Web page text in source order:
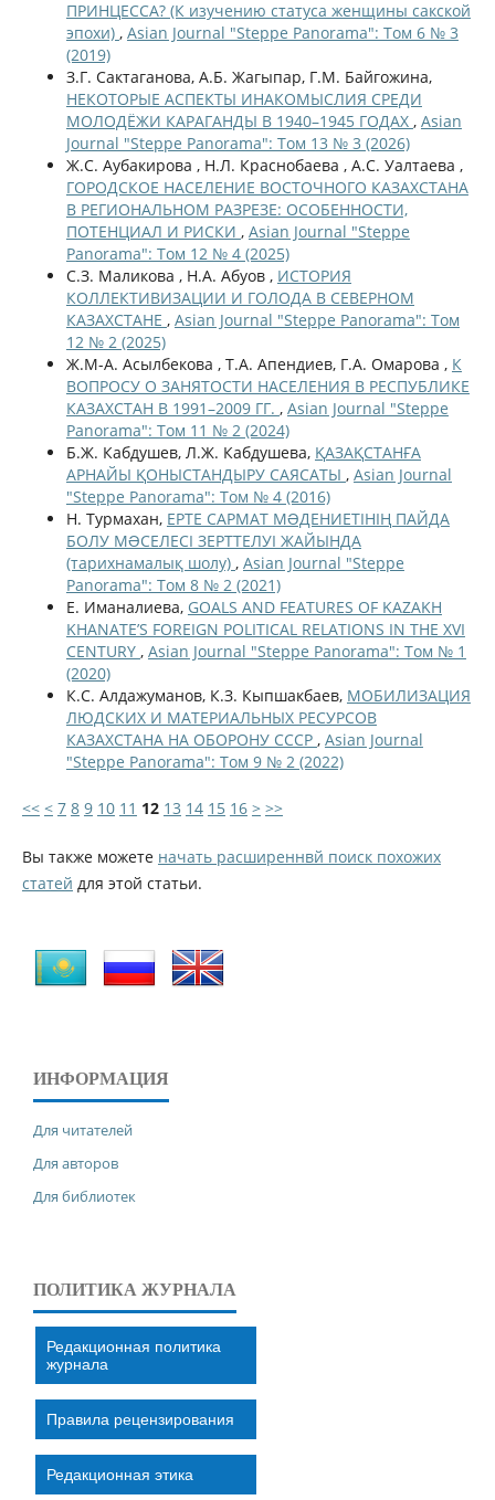
ПРИНЦЕССА? (К изучению статуса женщины сакской
эпохи) , Asian Journal "Steppe Panorama": Том 6 № 3
(2019)
З.Г. Сактаганова, А.Б. Жагыпар, Г.М. Байгожина,
НЕКОТОРЫЕ АСПЕКТЫ ИНАКОМЫСЛИЯ СРЕДИ
МОЛОДЁЖИ КАРАГАНДЫ В 1940–1945 ГОДАХ , Asian
Journal "Steppe Panorama": Том 13 № 3 (2026)
Ж.С. Аубакирова , Н.Л. Краснобаева , А.С. Уалтаева ,
ГОРОДСКОЕ НАСЕЛЕНИЕ ВОСТОЧНОГО КАЗАХСТАНА
В РЕГИОНАЛЬНОМ РАЗРЕЗЕ: ОСОБЕННОСТИ,
ПОТЕНЦИАЛ И РИСКИ , Asian Journal "Steppe
Panorama": Том 12 № 4 (2025)
С.З. Маликова , Н.А. Абуов , ИСТОРИЯ
КОЛЛЕКТИВИЗАЦИИ И ГОЛОДА В СЕВЕРНОМ
КАЗАХСТАНЕ , Asian Journal "Steppe Panorama": Том
12 № 2 (2025)
Ж.М-А. Асылбекова , Т.А. Апендиев, Г.А. Омарова , К
ВОПРОСУ О ЗАНЯТОСТИ НАСЕЛЕНИЯ В РЕСПУБЛИКЕ
КАЗАХСТАН В 1991–2009 ГГ. , Asian Journal "Steppe
Panorama": Том 11 № 2 (2024)
Б.Ж. Кабдушев, Л.Ж. Кабдушева, ҚАЗАҚСТАНҒА
АРНАЙЫ ҚОНЫСТАНДЫРУ САЯСАТЫ , Asian Journal
"Steppe Panorama": Том № 4 (2016)
Н. Турмахан, ЕРТЕ САРМАТ МƏДЕНИЕТІНІҢ ПАЙДА
БОЛУ МƏСЕЛЕСІ ЗЕРТТЕЛУІ ЖАЙЫНДА
(тарихнамалық шолу) , Asian Journal "Steppe
Panorama": Том 8 № 2 (2021)
Е. Иманалиева, GOALS AND FEATURES OF KAZAKH
KHANATE’S FOREIGN POLITICAL RELATIONS IN THE XVI
CENTURY , Asian Journal "Steppe Panorama": Том № 1
(2020)
К.С. Алдажуманов, К.З. Кыпшакбаев, МОБИЛИЗАЦИЯ
ЛЮДСКИХ И МАТЕРИАЛЬНЫХ РЕСУРСОВ
КАЗАХСТАНА НА ОБОРОНУ СССР , Asian Journal
"Steppe Panorama": Том 9 № 2 (2022)
<< < 7 8 9 10 11 12 13 14 15 16 > >>
Вы также можете начать расширеннвй поиск похожих
статей для этой статьи.
ИНФОРМАЦИЯ
Для читателей
Для авторов
Для библиотек
ПОЛИТИКА ЖУРНАЛА
Редакционная политика
журнала
Правила рецензирования
Редакционная этика